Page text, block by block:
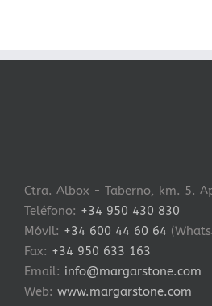
Ctra. Albox - Taberno, km. 5.
Teléfono: +34 950 430 830
Móvil: +34 600 44 60 64
Fax: +34 950 633 163
Email: info@margarstone.com
Web: www.margarstone.com